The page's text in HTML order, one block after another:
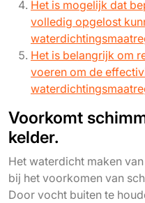
Het is mogelijk dat
volledig opgelost
Het is belangrijk om
voeren om de
Voorkomt
kelder.
Het waterdicht maken
bij het voorkomen van
Door vocht buiten te